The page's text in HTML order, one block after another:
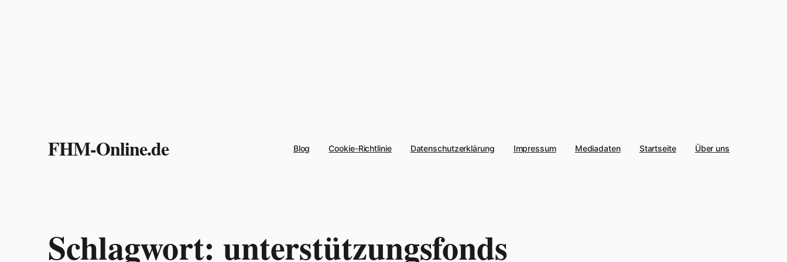
springenFHM-Online.de Blog Cookie-Richtlinie Datenschutzerklärung Impressum Mediadaten Startseite Über uns
Schlagwort: unterstützungsfonds